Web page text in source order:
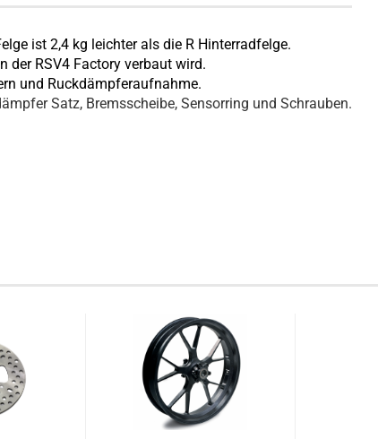
ist 2,4 kg leichter als die R Hinterradfelge.
der RSV4 Factory verbaut wird.
und Ruckdämpferaufnahme.
Satz, Bremsscheibe, Sensorring und Schrauben.